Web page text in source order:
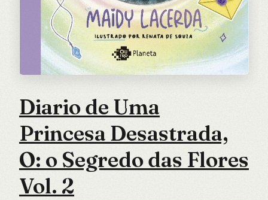
Diario de Uma
Princesa Desastrada,
O: o Segredo das Flores
Vol. 2